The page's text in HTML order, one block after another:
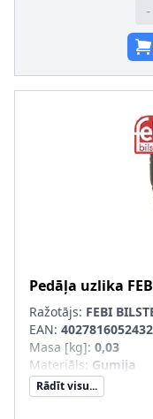
-
Pedāļa uzlika
Ražotājs: FEBI
EAN: 4027816052432
Masa [kg]: 0,03
Materiāls: Gumija
Rādīt visu...